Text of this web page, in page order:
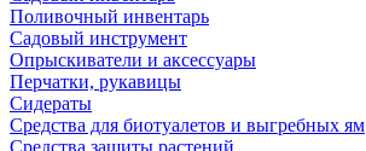
Поливочный инвентарь
Садовый инструмент
Опрыскиватели и аксессуары
Перчатки, рукавицы
Сидераты
Средства для биотуалетов и выгребных ям
Средства защиты растений